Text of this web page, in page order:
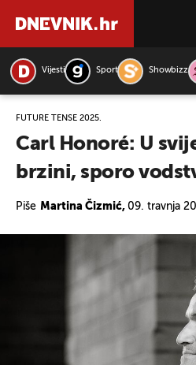
Vijesti Sport Showbizz
FUTURE TENSE 2025.
Carl Honoré: U
brzini, sporo
Piše Martina Čizmić, 09. travnja
PRETRAŽITE VIJESTI